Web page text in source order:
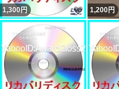
1,300円 いいね！
1,200円